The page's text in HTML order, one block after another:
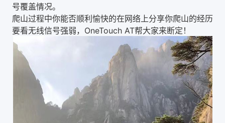
号覆盖情况。
爬山过程中你能否顺利愉快的在网络上分享你爬山的经历
要看无线信号强弱，OneTouch AT帮大家来断定！